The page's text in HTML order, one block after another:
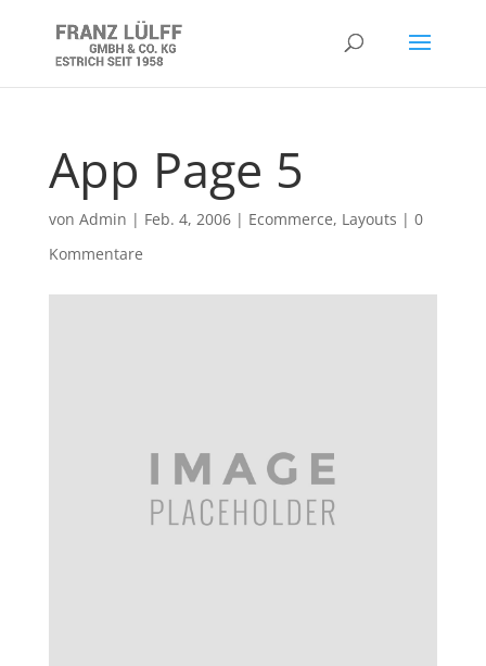
App Page 5
von Admin | Feb. 4, 2006| Ecommerce, Layouts | 0
Kommentare